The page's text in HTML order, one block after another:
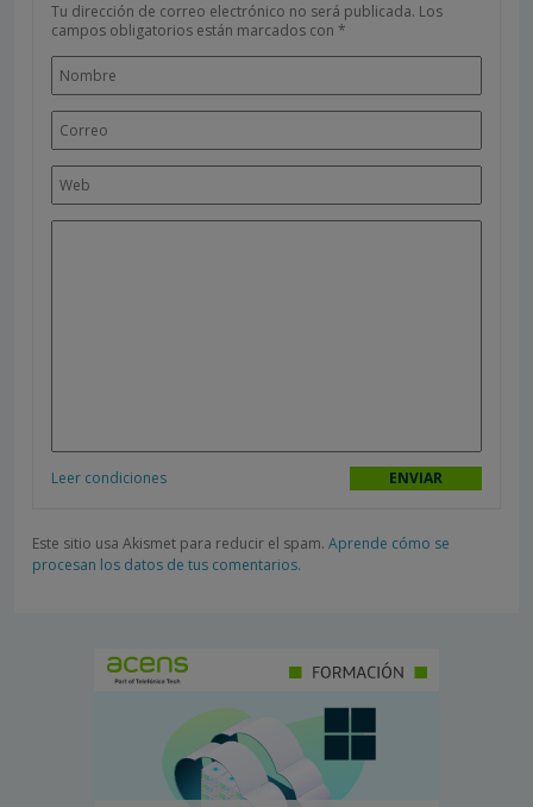
Tu dirección de correo electrónico no será publicada. Los
campos obligatorios están marcados con *
Leer condiciones
Este sitio usa Akismet para reducir el spam. Aprende cómo se
procesan los datos de tus comentarios.